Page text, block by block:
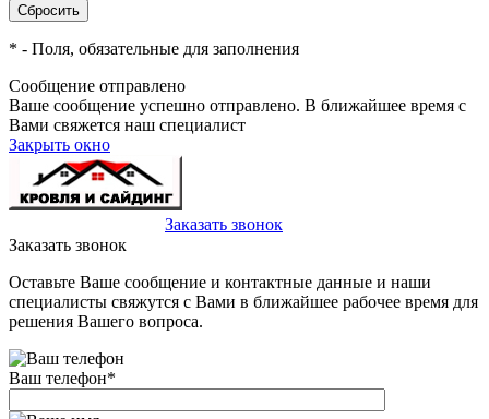
* - Поля, обязательные для заполнения
Сообщение отправлено
Ваше сообщение успешно отправлено. В ближайшее время с
Вами свяжется наш специалист
Закрыть окно
Заказать звонок
Заказать звонок
Оставьте Ваше сообщение и контактные данные и наши
специалисты свяжутся с Вами в ближайшее рабочее время для
решения Вашего вопроса.
Ваш телефон*